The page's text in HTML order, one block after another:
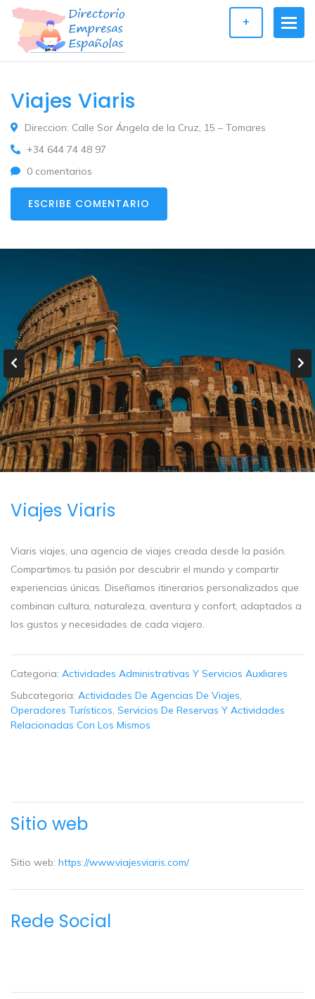
+
Viajes Viaris
Direccion: Calle Sor Ángela de la Cruz, 15 – Tomares
+34 644 74 48 97
0 comentarios
ESCRIBE COMENTARIO
Viajes Viaris
Viaris viajes, una agencia de viajes creada desde la pasión.
Compartimos tu pasión por descubrir el mundo y compartir
experiencias únicas. Diseñamos itinerarios personalizados que
combinan cultura, naturaleza, aventura y confort, adaptados a
los gustos y necesidades de cada viajero.
Categoria: Actividades Administrativas Y Servicios Auxliares
Subcategoria: Actividades De Agencias De Viajes,
Operadores Turísticos, Servicios De Reservas Y Actividades
Relacionadas Con Los Mismos
Sitio web
Sitio web: https://www.viajesviaris.com/
Rede Social